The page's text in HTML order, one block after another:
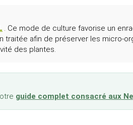
. Ce mode de culture favorise un
afin de préserver les micro-
des plantes.
guide complet consacré aux